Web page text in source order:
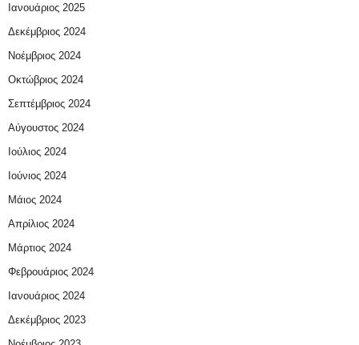
Ιανουάριος 2025
Δεκέμβριος 2024
Νοέμβριος 2024
Οκτώβριος 2024
Σεπτέμβριος 2024
Αύγουστος 2024
Ιούλιος 2024
Ιούνιος 2024
Μάιος 2024
Απρίλιος 2024
Μάρτιος 2024
Φεβρουάριος 2024
Ιανουάριος 2024
Δεκέμβριος 2023